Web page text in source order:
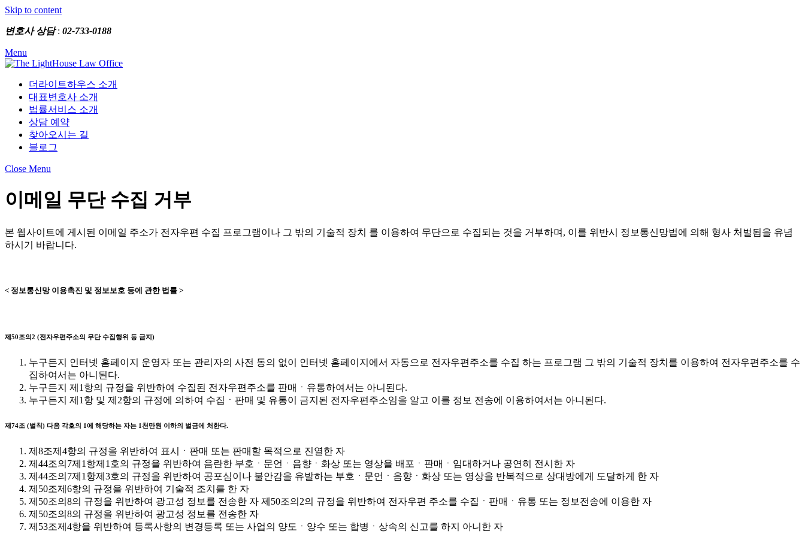
Skip to content
변호사 상담: 02-733-0188
Menu
더라이트하우스 소개
대표변호사 소개
법률서비스 소개
상담 예약
찾아오시는 길
블로그
Close Menu
이메일 무단 수집 거부
본 웹사이트에 게시된 이메일 주소가 전자우편 수집 프로그램이나 그 밖의 기술적 장치 를 이용하여 무단으로 수집되는 것을 거부하며, 이를 위반시 정보통신망법에 의해 형사 처벌됨을 유념
하시기 바랍니다.
< 정보통신망 이용촉진 및 정보보호 등에 관한 법률 >
제50조의2 (전자우편주소의 무단 수집행위 등 금지)
누구든지 인터넷 홈페이지 운영자 또는 관리자의 사전 동의 없이 인터넷 홈페이지에서 자동으로 전자우편주소를 수집 하는 프로그램 그 밖의 기술적 장치를 이용하여 전자우편주소를 수
집하여서는 아니된다.
누구든지 제1항의 규정을 위반하여 수집된 전자우편주소를 판매ㆍ유통하여서는 아니된다.
누구든지 제1항 및 제2항의 규정에 의하여 수집ㆍ판매 및 유통이 금지된 전자우편주소임을 알고 이를 정보 전송에 이용하여서는 아니된다.
제74조 (벌칙) 다음 각호의 1에 해당하는 자는 1천만원 이하의 벌금에 처한다.
제8조제4항의 규정을 위반하여 표시ㆍ판매 또는 판매할 목적으로 진열한 자
제44조의7제1항제1호의 규정을 위반하여 음란한 부호ㆍ문언ㆍ음향ㆍ화상 또는 영상을 배포ㆍ판매ㆍ임대하거나 공연히 전시한 자
제44조의7제1항제3호의 규정을 위반하여 공포심이나 불안감을 유발하는 부호ㆍ문언ㆍ음향ㆍ화상 또는 영상을 반복적으로 상대방에게 도달하게 한 자
제50조제6항의 규정을 위반하여 기술적 조치를 한 자
제50조의8의 규정을 위반하여 광고성 정보를 전송한 자 제50조의2의 규정을 위반하여 전자우편 주소를 수집ㆍ판매ㆍ유통 또는 정보전송에 이용한 자
제50조의8의 규정을 위반하여 광고성 정보를 전송한 자
제53조제4항을 위반하여 등록사항의 변경등록 또는 사업의 양도ㆍ양수 또는 합병ㆍ상속의 신고를 하지 아니한 자